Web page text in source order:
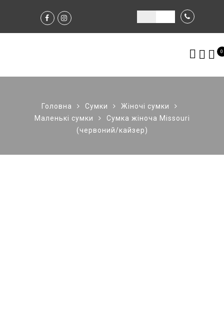
0
Головна Сумки
Жіночі сумки
Маленькі сумки
Сумка жіноча Missouri
(червоний/кайзер)